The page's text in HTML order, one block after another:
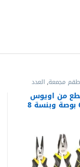
مجمعة,العدد
, بنس وقصافات
3 قطع من اويوس
(قصافة 6 بوصة وبنسة 8